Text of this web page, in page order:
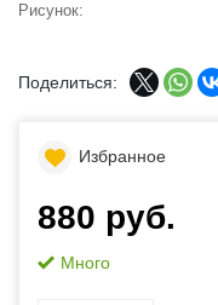
Рисунок
Поделиться:
Избранное
880 руб.
Много